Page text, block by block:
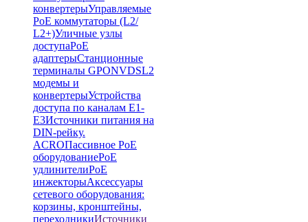
конвертерыУправляемые
PoE коммутаторы (L2/
L2+)Уличные узлы
доступаPoE
адаптерыСтанционные
терминалы GPONVDSL2
модемы и
конвертерыУстройства
доступа по каналам E1-
E3Источники питания на
DIN-рейку.
ACROПассивное PoE
оборудованиеPoE
удлинителиPoE
инжекторыАксессуары
сетевого оборудования:
корзины, кронштейны,
переходникиИсточники